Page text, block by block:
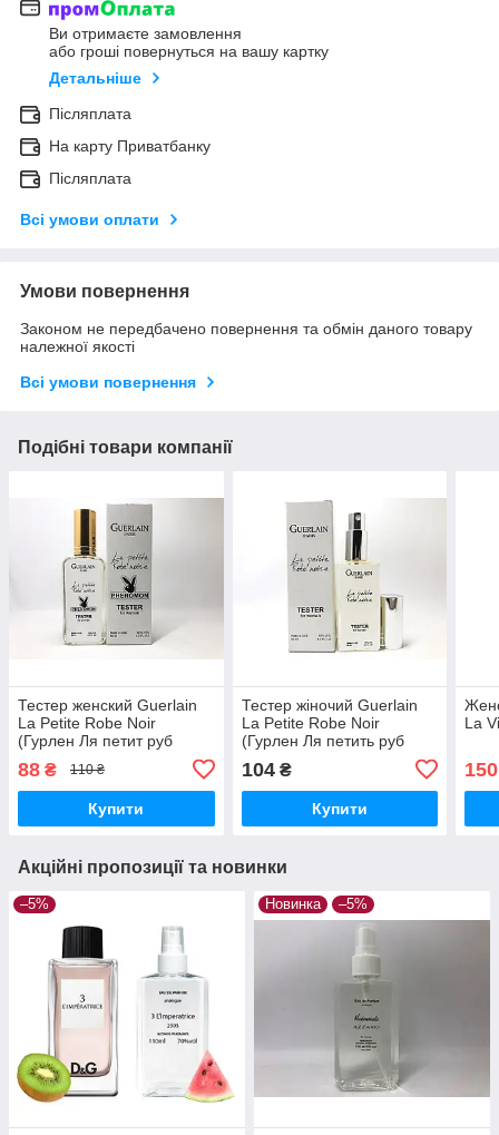
Ви отримаєте замовлення
або гроші повернуться на вашу картку
Детальніше
Післяплата
На карту Приватбанку
Післяплата
Всі умови оплати
Умови повернення
Законом не передбачено повернення та обмін даного товару
належної якості
Всі умови повернення
Подібні товари компанії
Тестер женский Guerlain
La Petite Robe Noir
(Гурлен Ля петит руб
88 ₴ 110 ₴
Купити
Тестер жіночий Guerlain
La Petite Robe Noir
(Гурлен Ля петить руб
104₴
Купити
La
150
Акційні пропозиції та новинки
–5% Новинка –5%